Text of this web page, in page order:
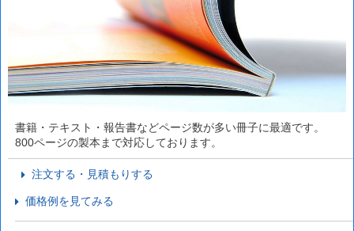
書籍・テキスト・報告書などページ数が多い冊子に最適です。
800ページの製本まで対応しております。
注文する・見積もりする
価格例を見てみる